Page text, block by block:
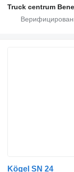
Truck centrum
Kögel SN 24